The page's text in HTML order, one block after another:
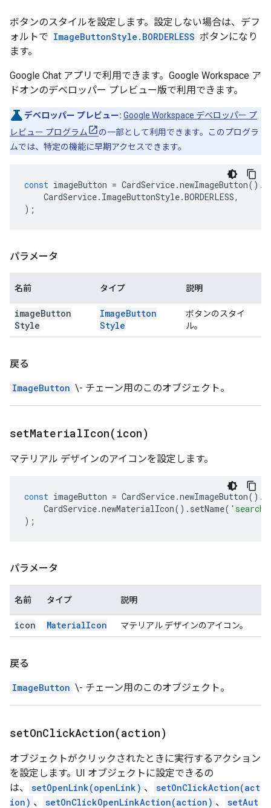
ボタンのスタイルを設定します。設定しない場合は、デフ
ォルトで ImageButtonStyle.BORDERLESS ボタンになり
ます。
Google Chat アプリで利用できます。Google Workspace ア
ドオンのデベロッパー プレビュー版で利用できます。
デベロッパー プレビュー: Google Workspace デベロッパー プ
レビュー プログラム
の一部として利用できます。このプログラ
ムでは、特定の機能に早期アクセスできます。
const imageButton = CardService.newImageButton().
CardService. ImageButtonStyle.BORDERLESS,
);
パラメータ
名前 タイプ 説明
imageButton
Style
ImageButton
Style
ボタンのスタイ
ル。
戻る
ImageButton \- チェーン用のこのオブジェクト。
setMaterialIcon( icon)
マテリアル デザインのアイコンを設定します。
const imageButton = CardService.newImageButton().
CardService.newMaterialIcon(). setName( 'search'
);
パラメータ
名前 タイプ 説明
icon MaterialIcon マテリアル デザインのアイコン。
戻る
ImageButton \- チェーン用のこのオブジェクト。
setOnClickAction(action)
オブジェクトがクリックされたときに実行するアクション
を設定します。UI オブジェクトに設定できるの
は、
setOpenLink(openLink) 、
setOnClickAction(act
ion) 、 setOnClickOpenLinkAction(action) 、
setAut